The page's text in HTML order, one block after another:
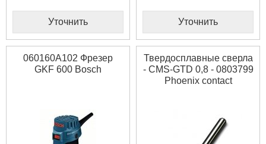
Уточнить Уточнить
060160A102 Фрезер
GKF 600 Bosch
Твердосплавные сверла
- CMS-GTD 0,8 - 0803799
Phoenix contact